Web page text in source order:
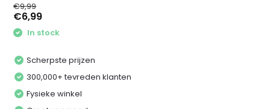
€9,99
€6,99
In stock
Scherpste prijzen
300,000+ tevreden klanten
Fysieke winkel